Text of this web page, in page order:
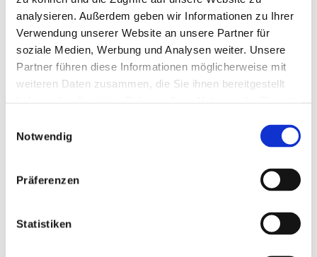
analysieren. Außerdem geben wir Informationen zu Ihrer
Verwendung unserer Website an unsere Partner für
soziale Medien, Werbung und Analysen weiter. Unsere
Partner führen diese Informationen möglicherweise mit
weiteren Daten zusammen, die Sie ihnen bereitgestellt
Notwendig
Präferenzen
Statistiken